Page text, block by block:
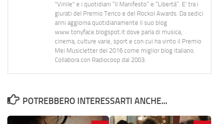
"Vinile" e i quotidiani “Il Manifesto” e “Libertà”. E' tra i
giurati del Premio Tenco e del Rockol Awards. Da sedici
anni aggiorna quotidianamente il suo blog
www.tonyface.blogspot.it dove parla di musica,
cinema, culture varie, sport e con cui ha vinto il Premio
Mei Musicletter del 2016 come miglior blog italiano.
Collabora con Radiocoop dal 2003.
POTREBBERO INTERESSARTI ANCHE...